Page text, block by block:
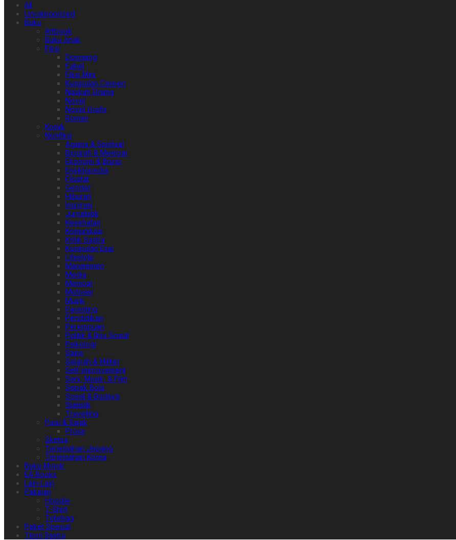
All
Uncategorized
Buku
Artbook
Buku Anak
Fiksi
Dongeng
Fabel
Fiksi Mini
Kumpulan Cerpen
Naskah Drama
Novel
Novel Grafis
Roman
Komik
Nonfiksi
Agama & Spiritual
Biografi & Memoar
Ekonomi & Bisnis
Ensiklopedia
Filsafat
Gender
Hiburan
Inspirasi
Jurnalistik
Kesehatan
Komunikasi
Kritik Sastra
Kumpulan Esai
Lifestyle
Manajemen
Media
Memoar
Motivasi
Musik
Parenting
Pendidikan
Perempuan
Politik & Ilmu Sosial
Psikologi
Sains
Sejarah & Militer
Self-improvement
Seni, Musik, & Film
Sepak Bola
Sosial & Budaya
Statistik
Travelling
Puisi & Sajak
Prosa
Sketsa
Terjemahan Jepang
Terjemahan Korea
Buku Mojok
EA Books
Lain-Lain
Pakaian
Hoodie
T-Shirt
Totebag
Paket Spesial
Teori Sastra